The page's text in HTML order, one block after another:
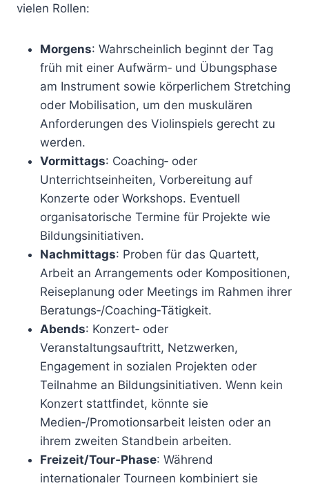
vielen Rollen:
Morgens: Wahrscheinlich beginnt der Tag
früh mit einer Aufwärm‑ und Übungsphase
am Instrument sowie körperlichem Stretching
oder Mobilisation, um den muskulären
Anforderungen des Violinspiels gerecht zu
werden.
Vormittags: Coaching‑ oder
Unterrichtseinheiten, Vorbereitung auf
Konzerte oder Workshops. Eventuell
organisatorische Termine für Projekte wie
Bildungsinitiativen.
Nachmittags: Proben für das Quartett,
Arbeit an Arrangements oder Kompositionen,
Reiseplanung oder Meetings im Rahmen ihrer
Beratungs‑/Coaching‑Tätigkeit.
Abends: Konzert‑ oder
Veranstaltungsauftritt, Netzwerken,
Engagement in sozialen Projekten oder
Teilnahme an Bildungsinitiativen. Wenn kein
Konzert stattfindet, könnte sie
Medien‑/Promotionsarbeit leisten oder an
ihrem zweiten Standbein arbeiten.
Freizeit/Tour‑Phase: Während
internationaler Tourneen kombiniert sie